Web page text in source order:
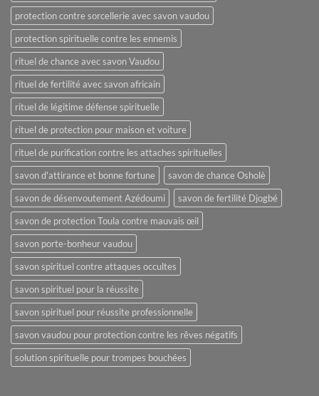
protection contre sorcellerie avec savon vaudou
protection spirituelle contre les ennemis
rituel de chance avec savon Vaudou
rituel de fertilité avec savon africain
rituel de légitime défense spirituelle
rituel de protection pour maison et voiture
rituel de purification contre les attaches spirituelles
savon d'attirance et bonne fortune
savon de chance Osholè
savon de désenvoutement Azédoumi
savon de fertilité Djogbé
savon de protection Toula contre mauvais œil
savon porte-bonheur vaudou
savon spirituel contre attaques occultes
savon spirituel pour la réussite
savon spirituel pour réussite professionnelle
savon vaudou pour protection contre les rêves négatifs
solution spirituelle pour trompes bouchées